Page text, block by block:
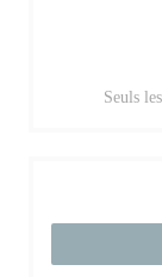
Seuls